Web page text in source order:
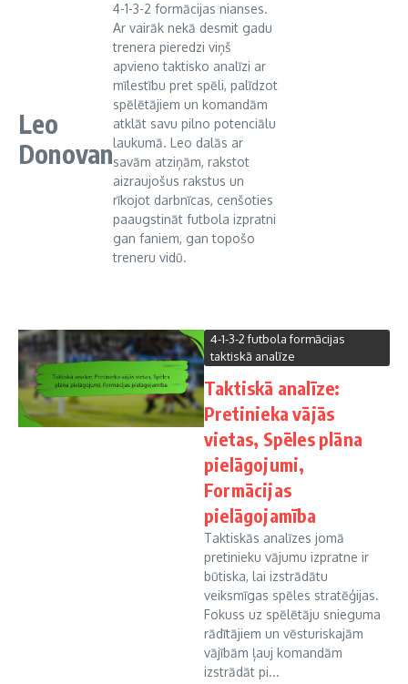
Leo
Donovan
4-1-3-2 formācijas nianses.
Ar vairāk nekā desmit gadu
trenera pieredzi viņš
apvieno taktisko analīzi ar
mīlestību pret spēli, palīdzot
spēlētājiem un komandām
atklāt savu pilno potenciālu
laukumā. Leo dalās ar
savām atziņām, rakstot
aizraujošus rakstus un
rīkojot darbnīcas, cenšoties
paaugstināt futbola izpratni
gan faniem, gan topošo
treneru vidū.
4-1-3-2 futbola formācijas
taktiskā analīze
Taktiskā analīze:
Pretinieka vājās
vietas, Spēles plāna
pielāgojumi,
Formācijas
pielāgojamība
Taktiskās analīzes jomā
pretinieku vājumu izpratne ir
būtiska, lai izstrādātu
veiksmīgas spēles stratēģijas.
Fokuss uz spēlētāju snieguma
rādītājiem un vēsturiskajām
vājībām ļauj komandām
izstrādāt pi...